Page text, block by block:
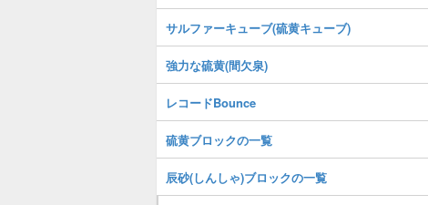
サルファーキューブ(硫黄キューブ)
強力な硫黄(間欠泉)
レコードBounce
硫黄ブロックの一覧
辰砂(しんしゃ)ブロックの一覧